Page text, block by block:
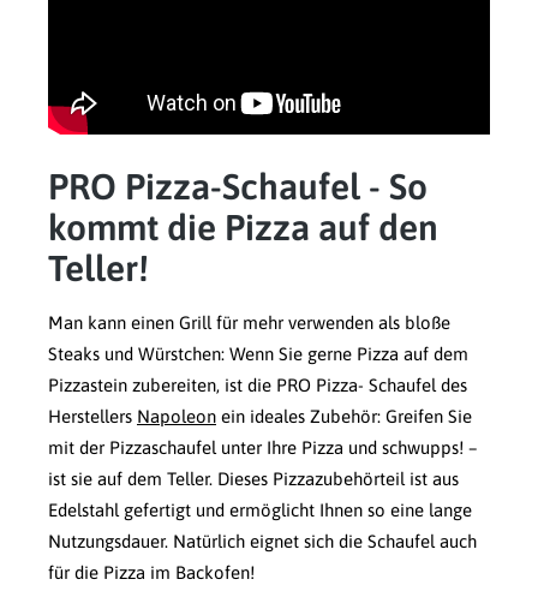
PRO Pizza-Schaufel - So
kommt die Pizza auf den
Teller!
Man kann einen Grill für mehr verwenden als bloße
Steaks und Würstchen: Wenn Sie gerne Pizza auf dem
Pizzastein zubereiten, ist die PRO Pizza- Schaufel des
Herstellers Napoleon ein ideales Zubehör: Greifen Sie
mit der Pizzaschaufel unter Ihre Pizza und schwupps! –
ist sie auf dem Teller. Dieses Pizzazubehörteil ist aus
Edelstahl gefertigt und ermöglicht Ihnen so eine lange
Nutzungsdauer. Natürlich eignet sich die Schaufel auch
für die Pizza im Backofen!